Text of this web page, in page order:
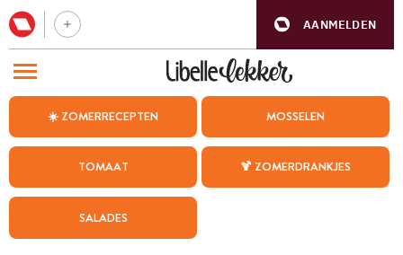
AANMELDEN
☀️ ZOMERRECEPTEN MOSSELEN
TOMAAT 🍹 ZOMERDRANKJES
SALADES
BEZOEK ONZE ANDERE WEBSITES
WEEKMENU
CHAT MET MAIA